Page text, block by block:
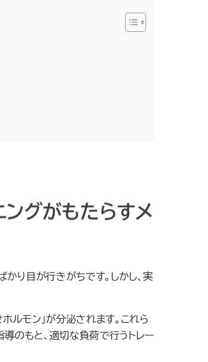
ングがもたらすメ
かり目が行きがちです。しかし、実
ルモン」が分泌されます。これら
のもと、適切な負荷で行うトレー